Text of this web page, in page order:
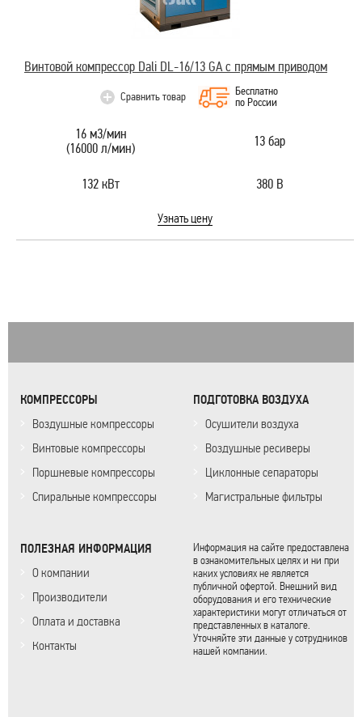
Винтовой компрессор Dali DL-16/13 GA с прямым приводом
Сравнить товар
Бесплатно
по России
16 м3/мин
(16000 л/мин)
13 бар
132 кВт 380 В
Узнать цену
КОМПРЕССОРЫ
Воздушные компрессоры
Винтовые компрессоры
Поршневые компрессоры
Спиральные компрессоры
ПОДГОТОВКА ВОЗДУХА
Осушители воздуха
Воздушные ресиверы
Циклонные сепараторы
Магистральные фильтры
ПОЛЕЗНАЯ ИНФОРМАЦИЯ
О компании
Производители
Оплата и доставка
Контакты
Информация на сайте предоставлена
в ознакомительных целях и ни при
каких условиях не является
публичной офертой. Внешний вид
оборудования и его технические
характеристики могут отличаться от
представленных в каталоге.
Уточняйте эти данные у сотрудников
нашей компании.